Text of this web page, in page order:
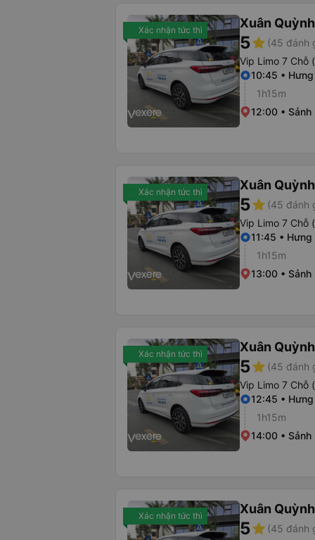
Xác nhận tức thì Xuân Quỳnh
5star (45 đánh
Vip Limo 7 Chỗ
10:45 •
1h15m
12:00 •
Xác nhận tức thì Xuân Quỳnh
5star (45 đánh
Vip Limo 7 Chỗ
11:45 • Hưng
1h15m
13:00 •
Xác nhận tức thì Xuân Quỳnh
5star (45 đánh
Vip Limo 7 Chỗ
12:45 • Hưng
1h15m
14:00 • Sảnh
Xác nhận tức thì Xuân Quỳnh
5star (45 đánh